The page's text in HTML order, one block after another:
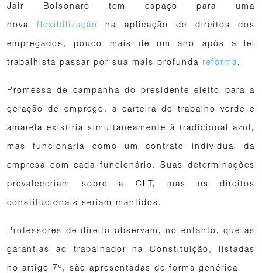
Jair Bolsonaro tem espaço para uma
nova flexibilização na aplicação de direitos dos
empregados, pouco mais de um ano após a lei
trabalhista passar por sua mais profunda reforma.
Promessa de campanha do presidente eleito para a
geração de emprego, a carteira de trabalho verde e
amarela existiria simultaneamente à tradicional azul,
mas funcionaria como um contrato individual da
empresa com cada funcionário. Suas determinações
prevaleceriam sobre a CLT, mas os direitos
constitucionais seriam mantidos.
Professores de direito observam, no entanto, que as
garantias ao trabalhador na Constituição, listadas
no artigo 7º, são apresentadas de forma genérica